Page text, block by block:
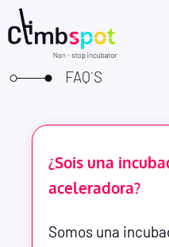
FAQ´S
¿Sois una
aceleradora?
Somos una